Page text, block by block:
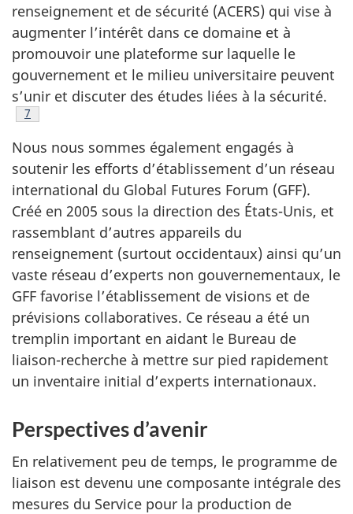
renseignement et de sécurité (ACERS) qui vise à
augmenter l’intérêt dans ce domaine et à
promouvoir une plateforme sur laquelle le
gouvernement et le milieu universitaire peuvent
s’unir et discuter des études liées à la sécurité.
Note de bas de page
7
Nous nous sommes également engagés à
soutenir les efforts d’établissement d’un réseau
international du Global Futures Forum (GFF).
Créé en 2005 sous la direction des États-Unis, et
rassemblant d’autres appareils du
renseignement (surtout occidentaux) ainsi qu’un
vaste réseau d’experts non gouvernementaux, le
GFF favorise l’établissement de visions et de
prévisions collaboratives. Ce réseau a été un
tremplin important en aidant le Bureau de
liaison-recherche à mettre sur pied rapidement
un inventaire initial d’experts internationaux.
Perspectives d’avenir
En relativement peu de temps, le programme de
liaison est devenu une composante intégrale des
mesures du Service pour la production de